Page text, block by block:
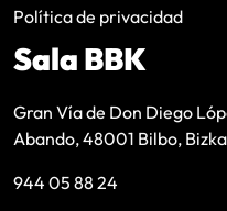
Política de privacidad
Sala BBK
Gran Vía de Don Diego
Abando, 48001 Bilbo,
944 05 88 24